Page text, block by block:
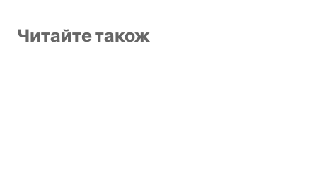
Читайте також